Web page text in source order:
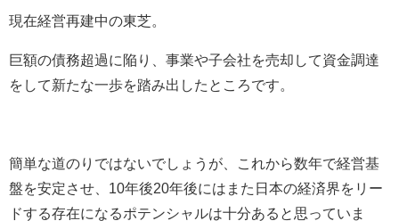
現在経営再建中の東芝。
巨額の債務超過に陥り、事業や子会社を売却して資金調達
をして新たな一歩を踏み出したところです。
簡単な道のりではないでしょうが、これから数年で経営基
盤を安定させ、 10年後20年後にはまた日本の経済界をリー
ドする存在になるポテンシャルは十分あると思っていま